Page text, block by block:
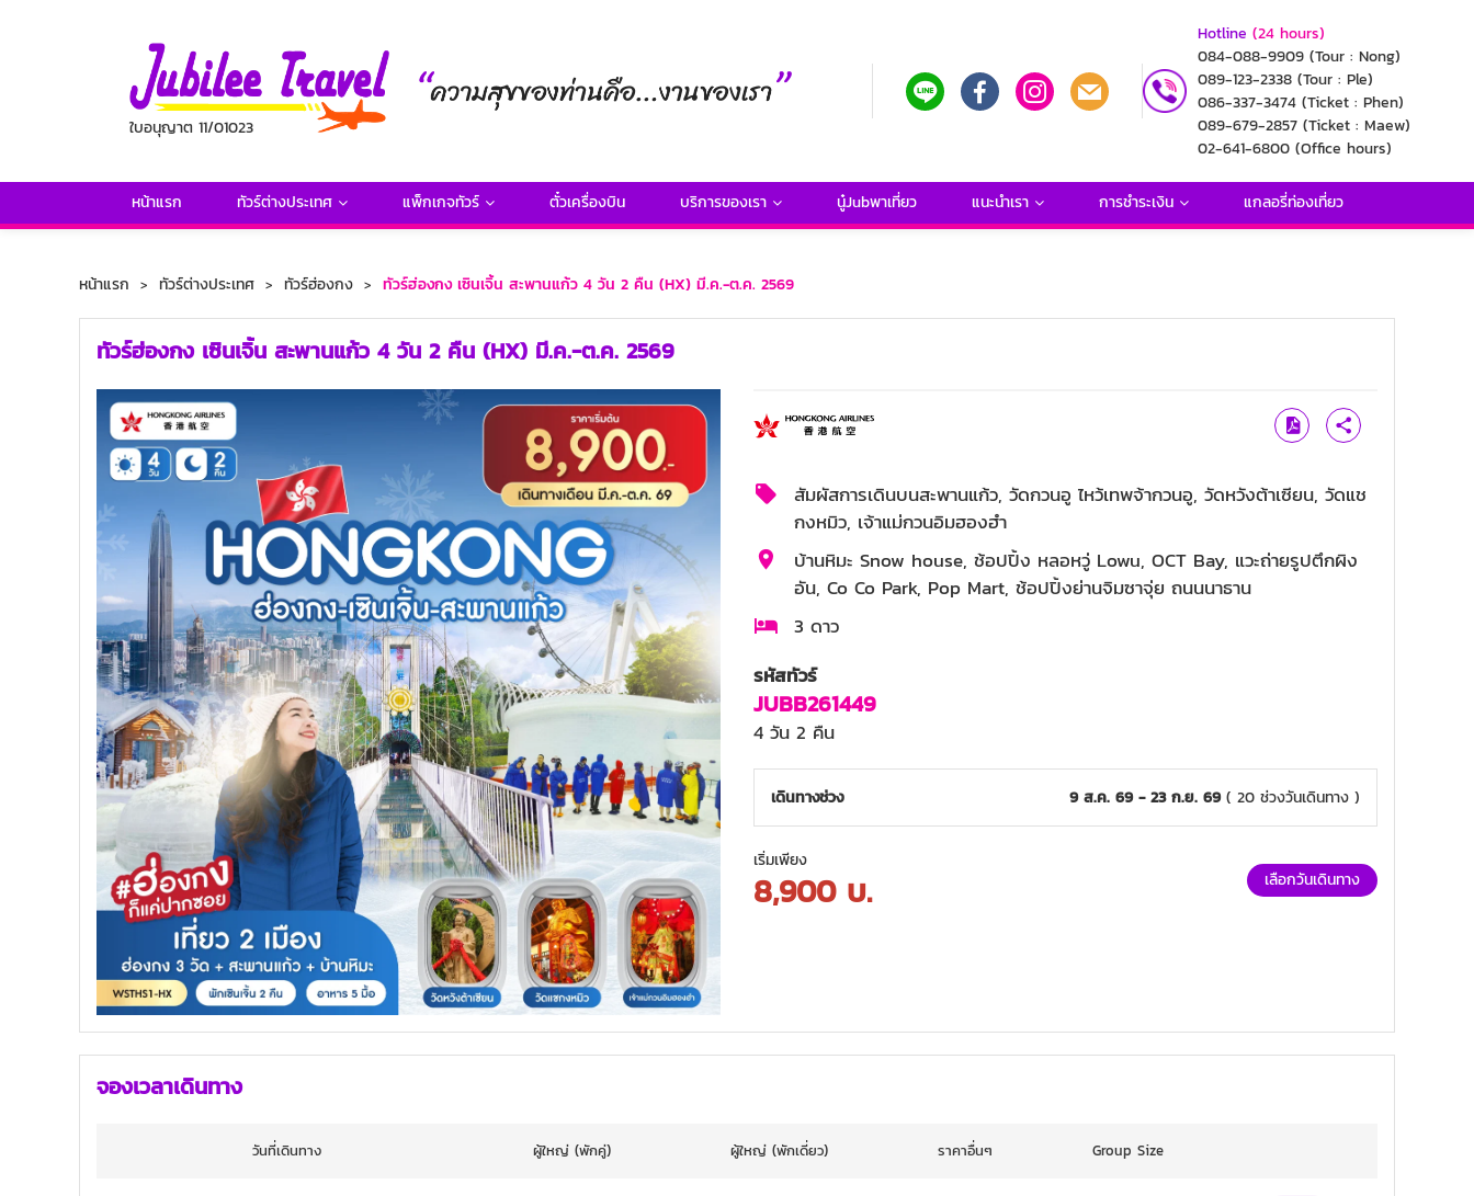
ใบอนุญาต 11/01023
Hotline (24 hours)
084-088-9909 (Tour : Nong)
089-123-2338 (Tour : Ple)
086-337-3474 (Ticket : Phen)
089-679-2857 (Ticket : Maew)
02-641-6800 (Office hours)
หน้าแรก ทัวร์ต่างประเทศ แพ็กเกจทัวร์ ตั๋วเครื่องบิน บริการของเรา นู๋Jubพาเที่ยว แนะนำเรา การชำระเงิน แกลอรี่ท่องเที่ยว
หน้าแรก ทัวร์ต่างประเทศ ทัวร์ฮ่องกง ทัวร์ฮ่องกง เซินเจิ้น สะพานแก้ว 4 วัน 2 คืน (HX) มี.ค.-ต.ค. 2569
ทัวร์ฮ่องกง เซินเจิ้น สะพานแก้ว 4 วัน 2 คืน (HX) มี.ค.-ต.ค. 2569
สัมผัสการเดินบนสะพานแก้ว, วัดกวนอู ไหว้เทพจ้ากวนอู, วัดหวังต้าเซียน, วัดแช
กงหมิว, เจ้าแม่กวนอิมฮองฮำ
บ้านหิมะ Snow house, ช้อปปิ้ง หลอหวู่ Lowu, OCT Bay, แวะถ่ายรูปตึกผิง
อัน, Co Co Park, Pop Mart, ช้อปปิ้งย่านจิมซาจุ่ย ถนนนาธาน
3 ดาว
รหัสทัวร์
JUBB261449
4 วัน 2 คืน
เดินทางช่วง 9 ส.ค. 69 - 23 ก.ย. 69( 20 ช่วงวันเดินทาง )
เริ่มเพียง
8,900 บ. เลือกวันเดินทาง
จองเวลาเดินทาง
วันที่เดินทาง ผู้ใหญ่ (พักคู่) ผู้ใหญ่ (พักเดี่ยว) ราคาอื่นๆ Group Size